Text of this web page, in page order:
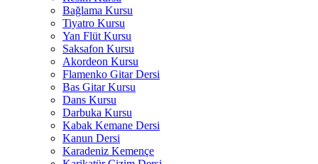
Bağlama Kursu
Tiyatro Kursu
Yan Flüt Kursu
Saksafon Kursu
Akordeon Kursu
Flamenko Gitar Dersi
Bas Gitar Kursu
Dans Kursu
Darbuka Kursu
Kabak Kemane Dersi
Kanun Dersi
Karadeniz Kemençe